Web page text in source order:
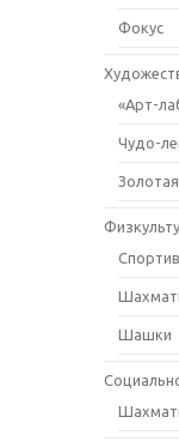
Фокус
«Арт-
Чудо-
Шашки